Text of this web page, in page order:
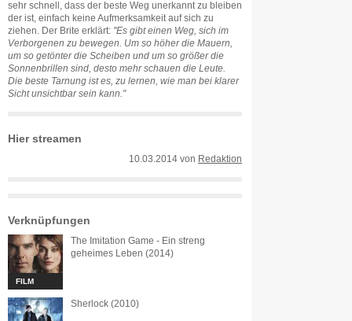
sehr schnell, dass der beste Weg unerkannt zu bleiben
der ist, einfach keine Aufmerksamkeit auf sich zu
ziehen. Der Brite erklärt: ''Es gibt einen Weg, sich im
Verborgenen zu bewegen. Um so höher die Mauern,
um so getönter die Scheiben und um so größer die
Sonnenbrillen sind, desto mehr schauen die Leute.
Die beste Tarnung ist es, zu lernen, wie man bei klarer
Sicht unsichtbar sein kann.''
Hier streamen
10.03.2014 von Redaktion
Verknüpfungen
FILM
The Imitation Game - Ein streng
geheimes Leben (2014)
Sherlock (2010)